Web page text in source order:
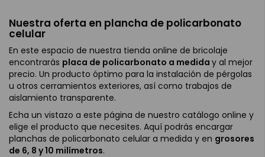
Nuestra oferta en plancha de policarbonato
celular
En este espacio de nuestra tienda online de bricolaje
encontrarás placa de policarbonato a medida y al mejor
precio. Un producto óptimo para la instalación de pérgolas
u otros cerramientos exteriores, así como trabajos de
aislamiento transparente.
Echa un vistazo a este página de nuestro catálogo online y
elige el producto que necesites. Aquí podrás encargar
planchas de policarbonato celular a medida y en grosores
de 6, 8 y 10 milímetros.